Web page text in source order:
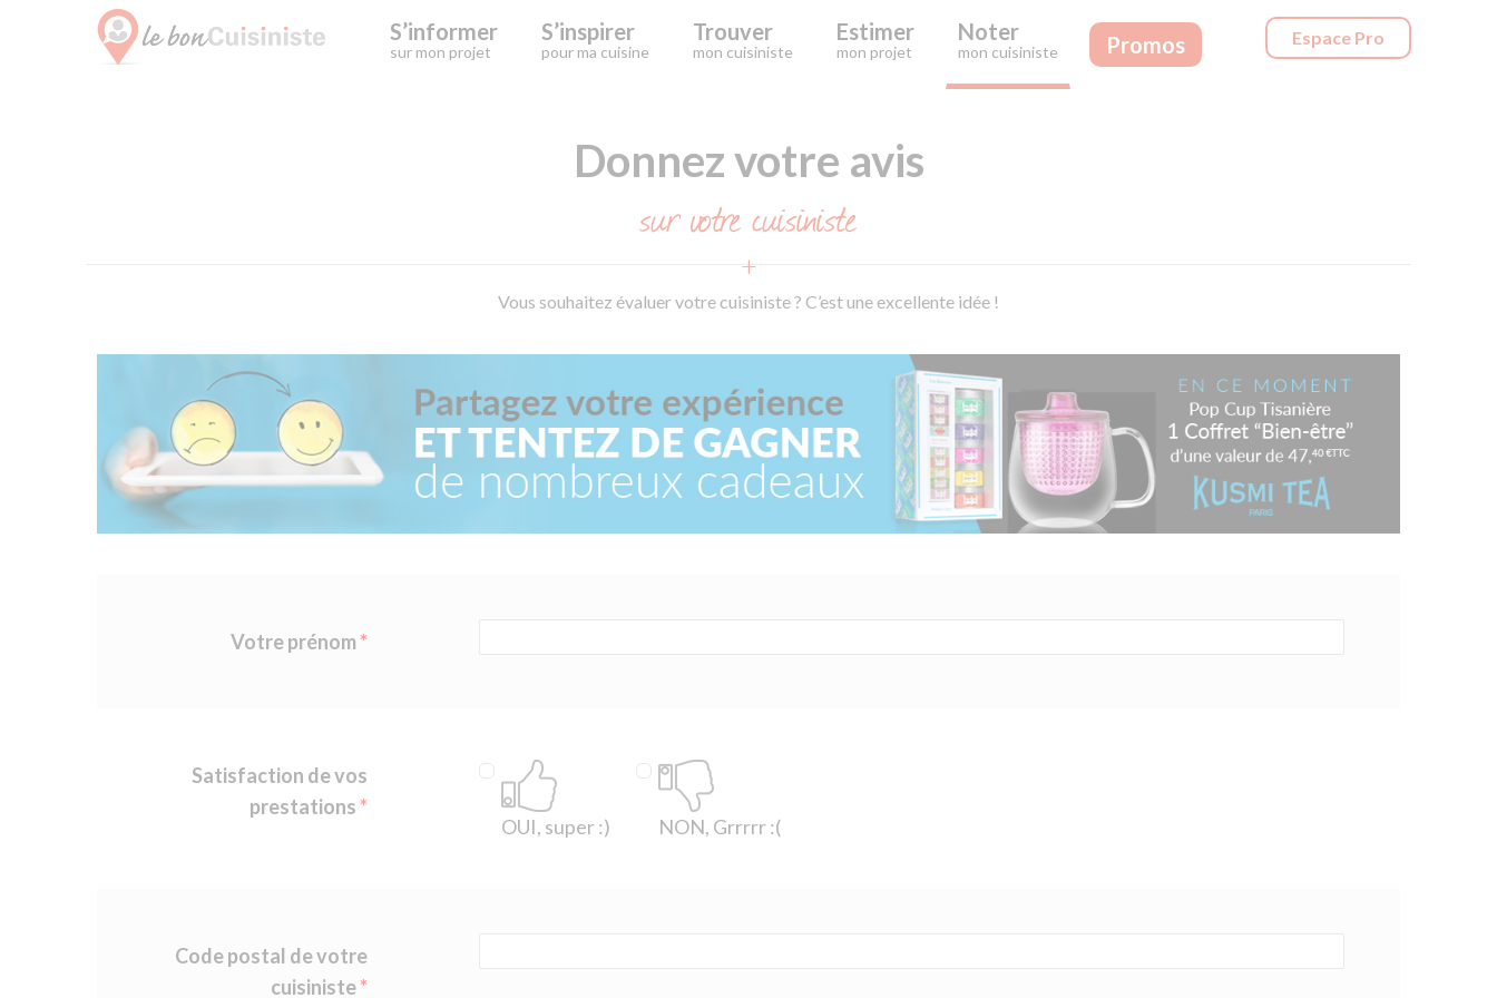
S’informer
sur mon projet
S’inspirer
pour ma cuisine
Trouver
mon cuisiniste
Estimer
mon projet
Noter
mon cuisiniste Promos Espace Pro
Donnez votre avis
sur votre cuisiniste
Vous souhaitez évaluer votre cuisiniste ? C’est une excellente idée !
Votre prénom
Satisfaction de vos
prestations
OUI, super :)
NON, Grrrrr :(
Code postal de votre
cuisiniste